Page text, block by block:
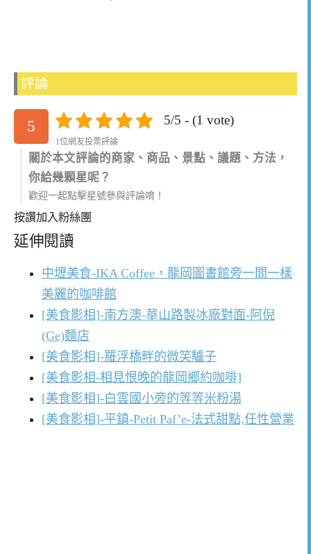
評論
5 5/5 - (1 vote)
1位網友投票評論
關於本文評論的商家、商品、景點、議題、方法，
你給幾顆星呢？
歡迎一起點擊星號參與評論唷！
按讚加入粉絲團
延伸閱讀
中壢美食-IKA Coffee，龍岡圖書館旁一間一樣
美麗的咖啡館
[美食影相]-南方澳-華山路製冰廠對面-阿倪
(Ge)麵店
[美食影相]-羅浮橋畔的微笑驢子
[美食影相-相見恨晚的龍岡鄉約咖啡]
[美食影相]-白雲國小旁的等等米粉湯
[美食影相]-平鎮-Petit Paf’e-法式甜點,任性營業